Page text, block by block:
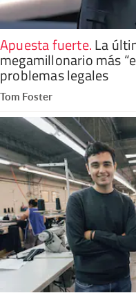
Apuesta fuerte.La
megamillonario más
problemas legales
Tom Foster